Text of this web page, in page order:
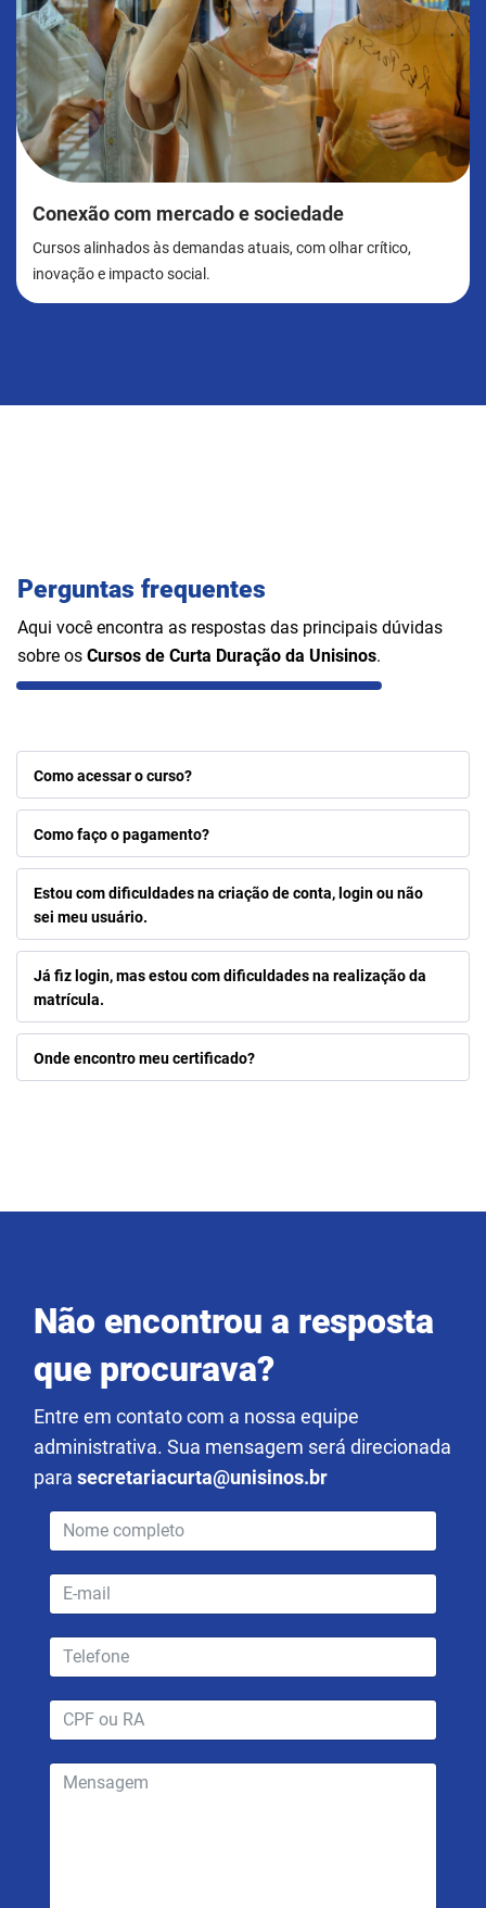
Conexão com mercado e sociedade
Cursos alinhados às demandas atuais, com olhar crítico,
inovação e impacto social.
Perguntas frequentes
Aqui você encontra as respostas das principais dúvidas
sobre os Cursos de Curta Duração da Unisinos.
Como acessar o curso?
Como faço o pagamento?
Estou com dificuldades na criação de conta, login ou não
sei meu usuário.
Já fiz login, mas estou com dificuldades na realização da
matrícula.
Onde encontro meu certificado?
Não encontrou a resposta
que procurava?
Entre em contato com a nossa equipe
administrativa. Sua mensagem será direcionada
para secretariacurta@unisinos.br
nome-
completo
*
email
*
telefone
*
cpf-
ra
mensagem